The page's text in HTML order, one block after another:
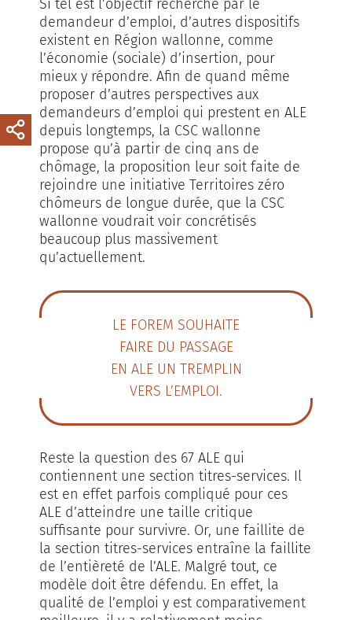
Si tel est l’objectif recherché par le
demandeur d’emploi, d’autres dispositifs
existent en Région wallonne, comme
l’économie (sociale) d’insertion, pour
mieux y répondre. Afin de quand même
proposer d’autres perspectives aux
demandeurs d’emploi qui prestent en ALE
depuis longtemps, la CSC wallonne
propose qu’à partir de cinq ans de
chômage, la proposition leur soit faite de
rejoindre une initiative Territoires zéro
chômeurs de longue durée, que la CSC
wallonne voudrait voir concrétisés
beaucoup plus massivement
qu’actuellement.
LE FOREM SOUHAITE
FAIRE DU PASSAGE
EN ALE UN TREMPLIN
VERS L’EMPLOI.
Reste la question des 67 ALE qui
contiennent une section titres-services. Il
est en effet parfois compliqué pour ces
ALE d’atteindre une taille critique
suffisante pour survivre. Or, une faillite de
la section titres-services entraîne la faillite
de l’entièreté de l’ALE. Malgré tout, ce
modèle doit être défendu. En effet, la
qualité de l’emploi y est comparativement